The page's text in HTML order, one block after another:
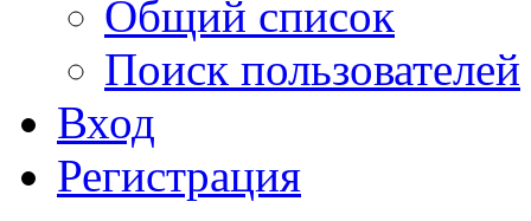
Общий список
Поиск пользователей
Вход
Регистрация